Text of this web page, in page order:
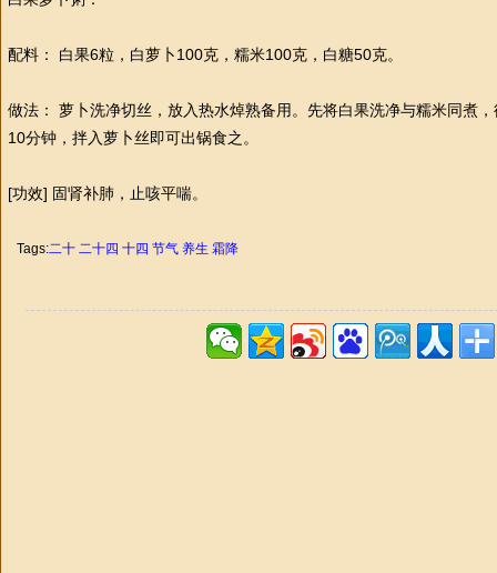
配料： 白果6粒，白萝卜100克，糯米100克，白糖50克。
做法： 萝卜洗净切丝，放入热水焯熟备用。先将白果洗净与糯米同煮
10分钟，拌入萝卜丝即可出锅食之。
[功效] 固肾补肺，止咳平喘。
Tags:二十 二十四 十四 节气 养生 霜降